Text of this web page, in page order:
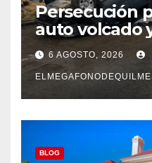
Persecución
auto volcado
detenidos en
Solano
6 AGOSTO, 2026
BLOG